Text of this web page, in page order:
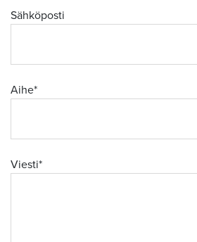
Sähköposti
Aihe*
Viesti*